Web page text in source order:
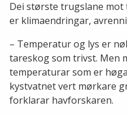
Dei største trugslane
er klimaendringar,
– Temperatur og lys er
tareskog som trivst. Men
temperaturar som er
kystvatnet vert mørkare
forklarar havforskaren.